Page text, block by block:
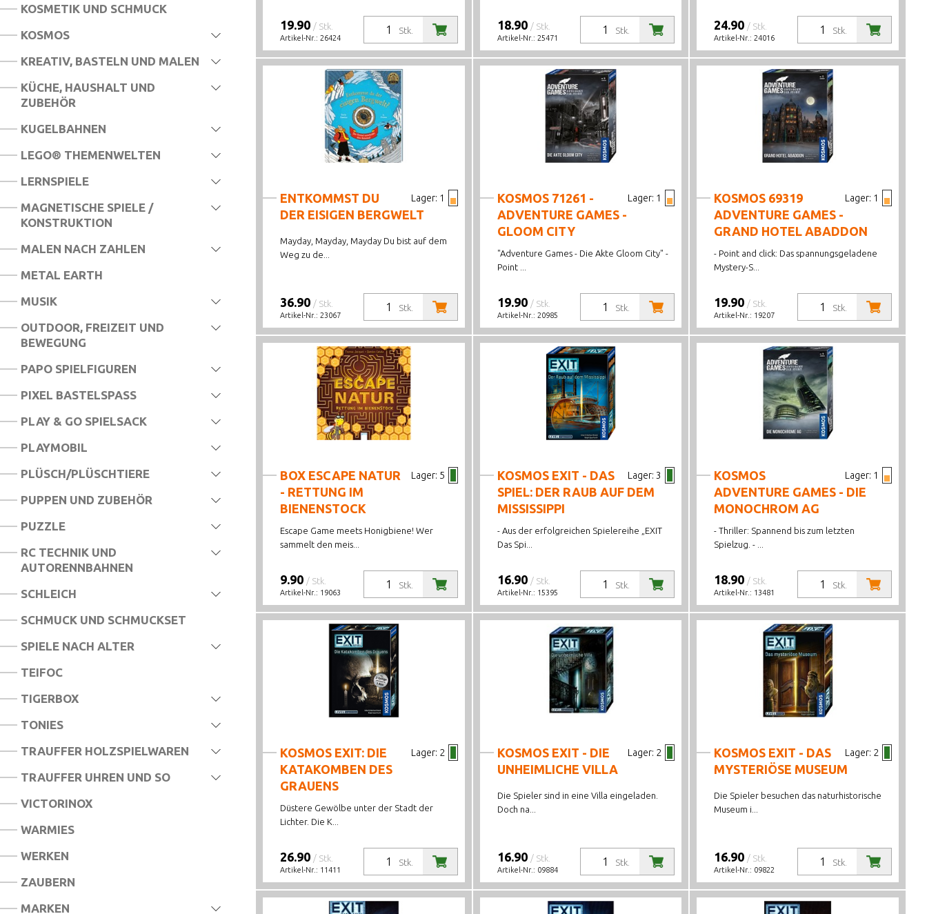
KOSMETIK UND SCHMUCK
KOSMOS
KREATIV, BASTELN UND MALEN
KÜCHE, HAUSHALT UND
ZUBEHÖR
KUGELBAHNEN
LEGO® THEMENWELTEN
LERNSPIELE
MAGNETISCHE SPIELE /
KONSTRUKTION
MALEN NACH ZAHLEN
METAL EARTH
MUSIK
OUTDOOR, FREIZEIT UND
BEWEGUNG
PAPO SPIELFIGUREN
PIXEL BASTELSPASS
PLAY & GO SPIELSACK
PLAYMOBIL
PLÜSCH/PLÜSCHTIERE
PUPPEN UND ZUBEHÖR
PUZZLE
RC TECHNIK UND
AUTORENNBAHNEN
SCHLEICH
SCHMUCK UND SCHMUCKSET
SPIELE NACH ALTER
TEIFOC
TIGERBOX
TONIES
TRAUFFER HOLZSPIELWAREN
TRAUFFER UHREN UND SO
VICTORINOX
WARMIES
WERKEN
ZAUBERN
MARKEN
Stk.
19.90 / Stk.
Artikel-Nr.: 26424
Stk.
18.90 / Stk.
Artikel-Nr.: 25471
Stk.
24.90 / Stk.
Artikel-Nr.:24016
Lager: 1
ENTKOMMST DU
DER EISIGEN BERGWELT
Mayday, Mayday, Mayday Du bist auf dem
Weg zu de...
Stk.
36.90 / Stk.
Artikel-Nr.: 23067
Lager: 1
KOSMOS 71261 -
ADVENTURE GAMES -
GLOOM CITY
"Adventure Games - Die Akte Gloom City" -
Point ...
Stk.
19.90 / Stk.
Artikel-Nr.: 20985
Lager: 1
KOSMOS 69319
ADVENTURE GAMES -
GRAND HOTEL ABADDON
- Point and click: Das spannungsgeladene
Mystery-S...
Stk.
19.90 / Stk.
Artikel-Nr.: 19207
Lager: 5
BOX ESCAPE NATUR
- RETTUNG IM
BIENENSTOCK
Escape Game meets Honigbiene! Wer
sammelt den meis...
Stk.
9.90 / Stk.
Artikel-Nr.: 19063
Lager: 3
KOSMOS EXIT - DAS
SPIEL: DER RAUB AUF DEM
MISSISSIPPI
- Aus der erfolgreichen Spielereihe „EXIT
Das Spi...
Stk.
16.90 / Stk.
Artikel-Nr.: 15395
Lager: 1
KOSMOS
ADVENTURE GAMES - DIE
MONOCHROM AG
- Thriller: Spannend bis zum letzten
Spielzug. - ...
Stk.
18.90 / Stk.
Artikel-Nr.: 13481
Lager: 2
KOSMOS EXIT: DIE
KATAKOMBEN DES
GRAUENS
Düstere Gewölbe unter der Stadt der
Lichter. Die K...
Stk.
26.90 / Stk.
Artikel-Nr.: 11411
Lager: 2
KOSMOS EXIT - DIE
UNHEIMLICHE VILLA
Die Spieler sind in eine Villa eingeladen.
Doch na...
Stk.
16.90 / Stk.
Artikel-Nr.: 09884
Lager: 2
KOSMOS EXIT - DAS
MYSTERIÖSE MUSEUM
Die Spieler besuchen das naturhistorische
Museum i...
Stk.
16.90 / Stk.
Artikel-Nr.: 09822